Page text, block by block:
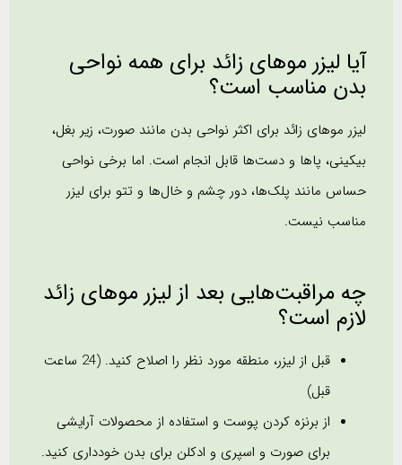
آیا لیزر موهای زائد برای همه نواحی
بدن مناسب است؟
لیزر موهای زائد برای اکثر نواحی بدن مانند صورت، زیر بغل،
بیکینی، پاها و دست‌ها قابل انجام است. اما برخی نواحی
حساس مانند پلک‌ها، دور چشم و خال‌ها و تتو برای لیزر
مناسب نیست.
چه مراقبت‌هایی بعد از لیزر موهای زائد
لازم است؟
قبل از لیزر، منطقه مورد نظر را اصلاح کنید. (24 ساعت
قبل)
از برنزه کردن پوست و استفاده از محصولات آرایشی
برای صورت و اسپری و ادکلن برای بدن خودداری کنید.